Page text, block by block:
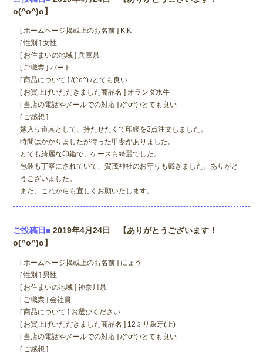
o(^o^)o】
[ ホームページ掲載上のお名前 ] K.K
[ 性別 ] 女性
[ お住まいの地域 ] 兵庫県
[ ご職業 ] パート
[ 商品について ] /(^o^) /とても良い
[ お買上げいただきました商品名 ] オランダ水牛
[ 当店の電話やメールでの対応 ] /(^o^) /とても良い
[ ご感想 ]
嫁入り道具として、持たせたくて印鑑を3点注文しました。
時間はかかりましたが待った甲斐がありました。
とても綺麗な印鑑で、ケースも綺麗でした。
包装も丁寧にされていて、賀茂神社のお守りも戴きました。ありがと
うございました。
また、これからも宜しくお願いたします。
ご投稿日■ 2019年4月24日 【ありがとうございます！
o(^o^)o】
[ ホームページ掲載上のお名前 ] にょう
[ 性別 ] 男性
[ お住まいの地域 ] 神奈川県
[ ご職業 ] 会社員
[ 商品について ] お選びください
[ お買上げいただきました商品名 ] 12ミリ象牙(上)
[ 当店の電話やメールでの対応 ] /(^o^) /とても良い
[ ご感想 ]